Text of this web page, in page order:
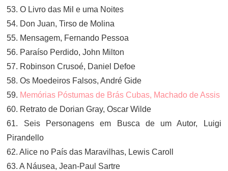
53. O Livro das Mil e uma Noites
54. Don Juan, Tirso de Molina
55. Mensagem, Fernando Pessoa
56. Paraíso Perdido, John Milton
57. Robinson Crusoé, Daniel Defoe
58. Os Moedeiros Falsos, André Gide
59. Memórias Póstumas de Brás Cubas, Machado de Assis
60. Retrato de Dorian Gray, Oscar Wilde
61. Seis Personagens em Busca de um Autor, Luigi
Pirandello
62. Alice no País das Maravilhas, Lewis Caroll
63. A Náusea, Jean-Paul Sartre